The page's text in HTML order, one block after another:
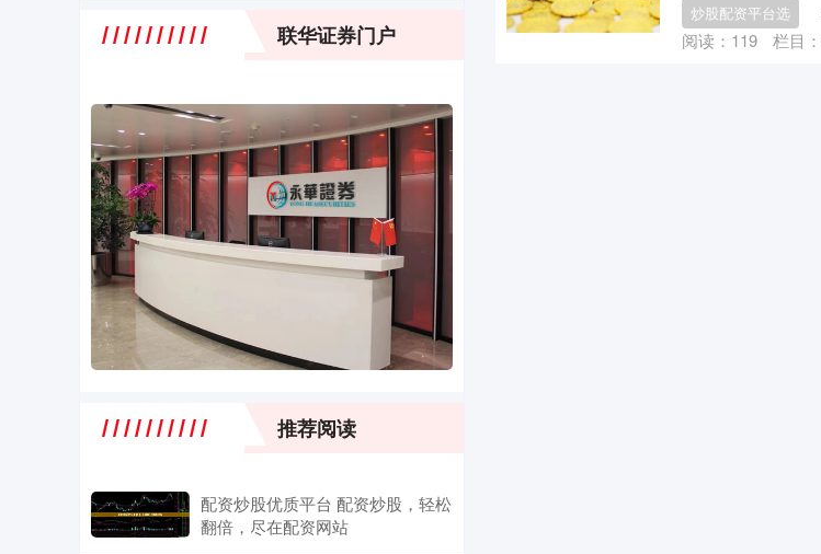
炒股配资平台选
阅读： 119 栏目：
联华证券门户
推荐阅读
配资炒股优质平台 配资炒股，轻松
翻倍，尽在配资网站